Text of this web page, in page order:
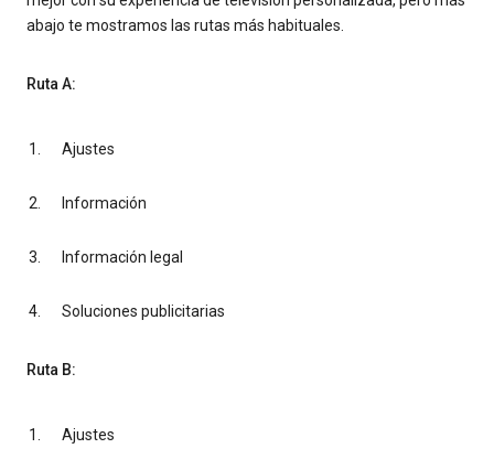
abajo te mostramos las rutas más habituales.
Ruta A:
Ajustes
Información
Información legal
Soluciones publicitarias
Ruta B:
Ajustes